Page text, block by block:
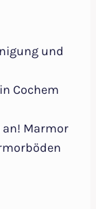
und
Cochem
Marmor